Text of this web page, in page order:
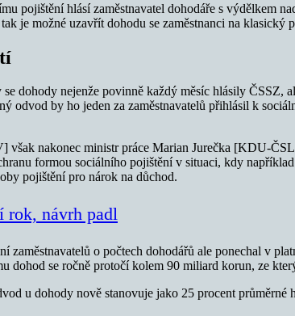
pojištění hlásí zaměstnavatel dohodáře s výdělkem
je možné uzavřít dohodu se zaměstnanci na klasický
dohody nejenže povinně každý měsíc hlásily
odvod by ho jeden za zaměstnavatelů přihlásil k
však nakonec ministr práce Marian Jurečka [KDU-
formou sociálního pojištění v situaci, kdy
pojištění pro nárok na důchod.
rok, návrh padl
zaměstnavatelů o počtech dohodářů ale ponechal v
dohod se ročně protočí kolem 90 miliard korun, ze
u dohody nově stanovuje jako 25 procent